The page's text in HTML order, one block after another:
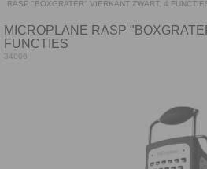
RASP "BOXGRATER" VIERKANT ZWART, 4
MICROPLANE RASP
FUNCTIES
34006